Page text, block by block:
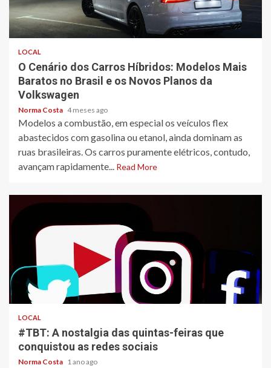
4 min read
LOCAL
O Cenário dos Carros Híbridos: Modelos Mais
Baratos no Brasil e os Novos Planos da
Volkswagen
Norma Costa 4 meses ago
Modelos a combustão, em especial os veículos flex
abastecidos com gasolina ou etanol, ainda dominam as
ruas brasileiras. Os carros puramente elétricos, contudo,
avançam rapidamente... Read More
2 min read
LOCAL
#TBT: A nostalgia das quintas-feiras que
conquistou as redes sociais
Norma Costa 1 ano ago